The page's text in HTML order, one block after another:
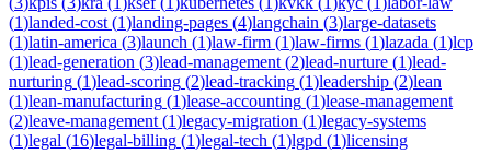
(1)landed-cost (1)landing-pages (4)langchain (3)large-datasets
(1)latin-america (3)launch (1)law-firm (1)law-firms (1)lazada (1)lcp
(1)lead-generation (3)lead-management (2)lead-nurture (1)lead-
nurturing (1)lead-scoring (2)lead-tracking (1)leadership (2)lean
(1)lean-manufacturing (1)lease-accounting (1)lease-management
(2)leave-management (1)legacy-migration (1)legacy-systems
(1)legal (16)legal-billing (1)legal-tech (1)lgpd (1)licensing